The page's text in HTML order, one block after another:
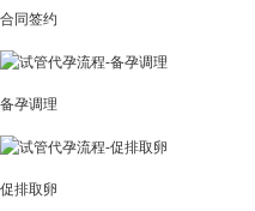
合同签约
备孕调理
促排取卵